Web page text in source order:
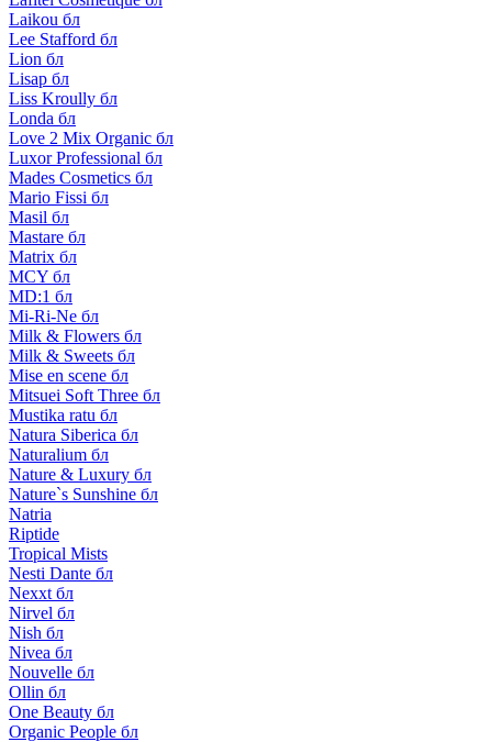
Laikou бл
Lee Stafford бл
Lion бл
Lisap бл
Liss Kroully бл
Londa бл
Love 2 Mix Organic бл
Luxor Professional бл
Mades Cosmetics бл
Mario Fissi бл
Masil бл
Mastare бл
Matrix бл
MCY бл
MD:1 бл
Mi-Ri-Ne бл
Milk & Flowers бл
Milk & Sweets бл
Mise en scene бл
Mitsuei Soft Three бл
Mustika ratu бл
Natura Siberica бл
Naturalium бл
Nature & Luxury бл
Nature`s Sunshine бл
Natria
Riptide
Tropical Mists
Nesti Dante бл
Nexxt бл
Nirvel бл
Nish бл
Nivea бл
Nouvelle бл
Ollin бл
One Beauty бл
Organic People бл